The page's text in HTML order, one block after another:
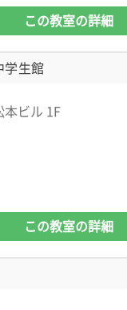
この教室の詳細
学生館
本ビル 1F
この教室の詳細